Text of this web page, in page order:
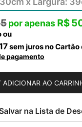
R$
ou
sem juros no Cartão
pagamento
ADICIONAR AO
Salvar na Lista de